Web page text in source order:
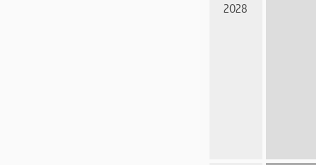
2028